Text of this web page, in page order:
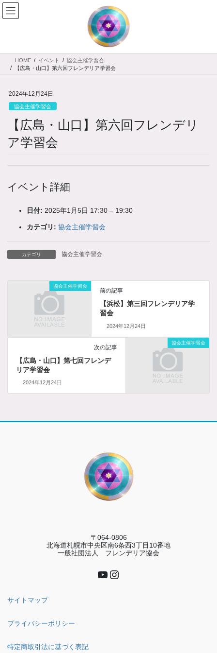
コ
ン
へ
ナ
ビ
ョ
HOME イベント
協会主催学習会
【広島・山口】第六回フレンデリア学習会
2024年12月24日
協会主催学習会
【広島・山口】第六回フレンデリ
ア学習会
イベント詳細
日付: 2025年1月5日 17:30 – 19:30
カテゴリ: 協会主催学習会
カテゴリ 協会主催学習会
協会主催学習会
前の記事
【浜松】第三回フレンデリア学
習会
2024年12月24日
協会主催学習会
次の記事
【広島・山口】第七回フレンデ
リア学習会
2024年12月24日
〒064-0806
北海道札幌市中央区南6条西3丁目10番地
一般社団法人 フレンデリア協会
YouTube
Instagram
サイトマップ
プライバシーポリシー
特定商取引法に基づく表記